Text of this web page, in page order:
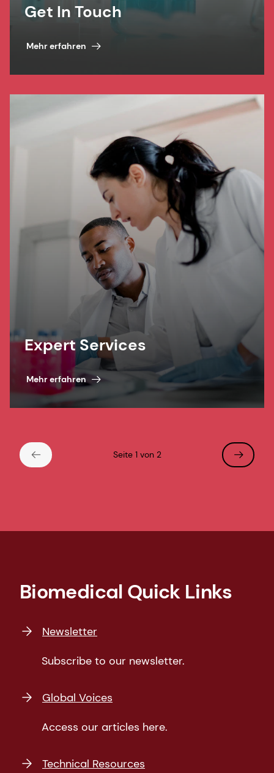
Get In Touch
Mehr erfahren
Expert Services
Mehr erfahren
Seite 1 von 2
Biomedical Quick Links
Newsletter
Subscribe to our newsletter.
Global Voices
Access our articles here.
Technical Resources